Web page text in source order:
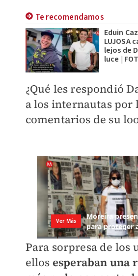
Te recomendamos
Eduin
LUJOSA
lejos de
luce |
¿Qué les respondió
a los internautas por
comentarios de su
Para sorpresa de los
ellos esperaban una